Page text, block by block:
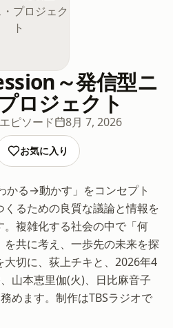
～発信型ニ
ロジェクト
ピソード 8月 7, 2026
お気に入り
る→動かす」をコンセプト
るための良質な議論と情報を
複雑化する社会の中で「何
共に考え、一歩先の未来を探
大切に、荻上チキと、2026年4
山本恵里伽(火)、日比麻音子
めます。制作はTBSラジオで